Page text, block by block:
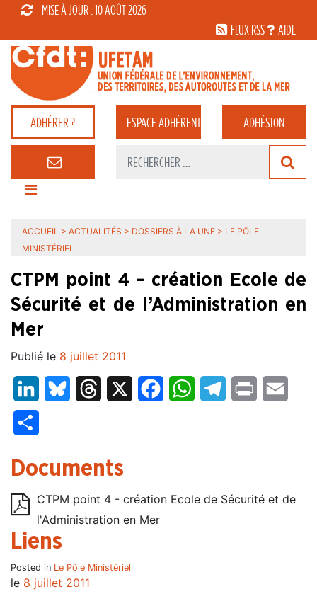
MISE À JOUR : 10 AOÛT 2026
FLUX RSS
AIDE
ADHÉRER ? ESPACEADHÉRENT ADHÉSION
ACCUEIL > ACTUALITÉS > DOSSIERS À LA UNE > LE PÔLE
MINISTÉRIEL
CTPM point 4 – création Ecole de
Sécurité et de l’Administration en
Mer
Publié le 8 juillet 2011
LinkedInBluesky Threads FacebookWhatsAppTelegram
Print
Documents
CTPM point 4 - création Ecole de Sécurité et de
l'Administration en Mer
Liens
Posted in Le Pôle Ministériel
le 8 juillet 2011